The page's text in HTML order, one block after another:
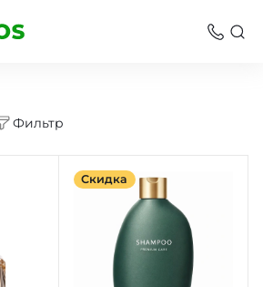
Фильтр
Скидка